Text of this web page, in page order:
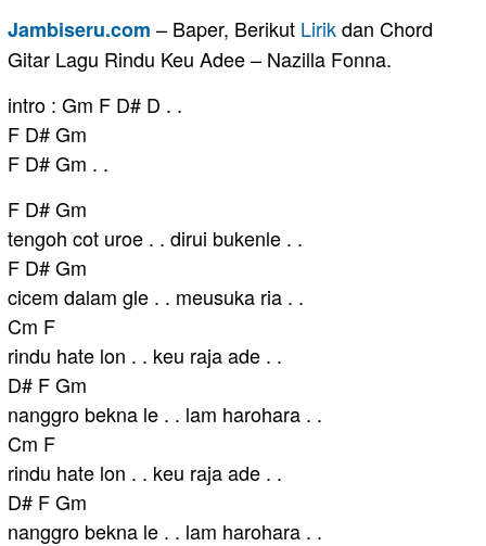
Jambiseru.com – Baper, Berikut Lirikdan Chord
Gitar Lagu Rindu Keu Adee – Nazilla Fonna.
intro : Gm F D# D . .
F D# Gm
F D# Gm . .
F D# Gm
tengoh cot uroe . . dirui bukenle . .
F D# Gm
cicem dalam gle . . meusuka ria . .
Cm F
rindu hate lon . . keu raja ade . .
D# F Gm
nanggro bekna le . . lam harohara . .
Cm F
rindu hate lon . . keu raja ade . .
D# F Gm
nanggro bekna le . . lam harohara . .